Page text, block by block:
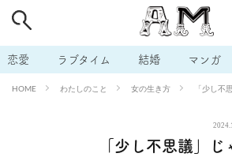
恋愛 ラブタイム 結婚 マンガ
HOME わたしのこと 女の生き方 「少し不
「少し不思議」
# 男の本音 # セフ
# 出会う方法 # マッチングアプリ